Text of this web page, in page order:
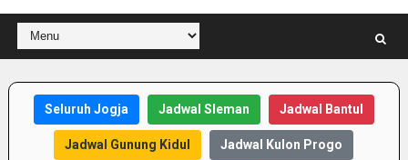
Seluruh Jogja Jadwal Sleman Jadwal Bantul
Jadwal Gunung Kidul Jadwal Kulon Progo